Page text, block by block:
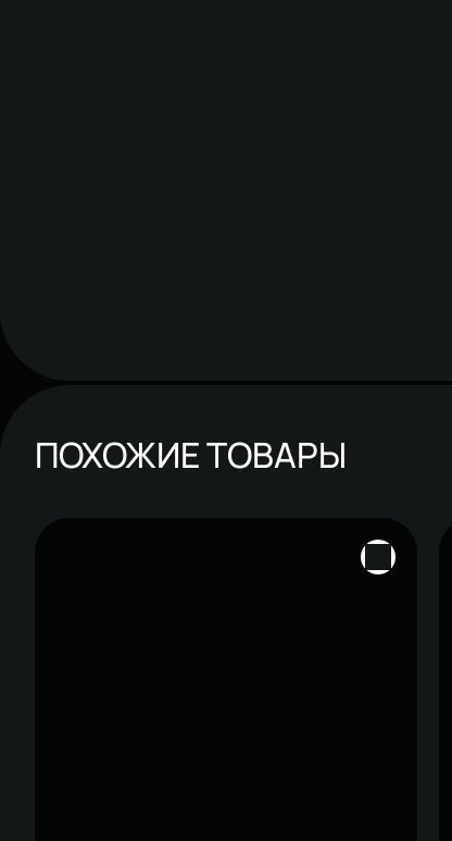
ПОХОЖИЕ ТОВАРЫ